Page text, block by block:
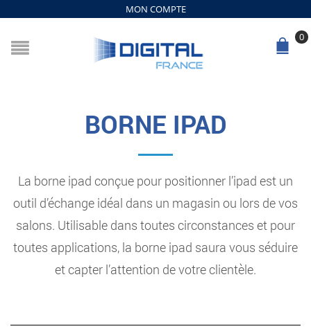
MON COMPTE
0
BORNE IPAD
La borne ipad conçue pour positionner l’ipad est un
outil d’échange idéal dans un magasin ou lors de vos
salons. Utilisable dans toutes circonstances et pour
toutes applications, la borne ipad saura vous séduire
et capter l’attention de votre clientèle.